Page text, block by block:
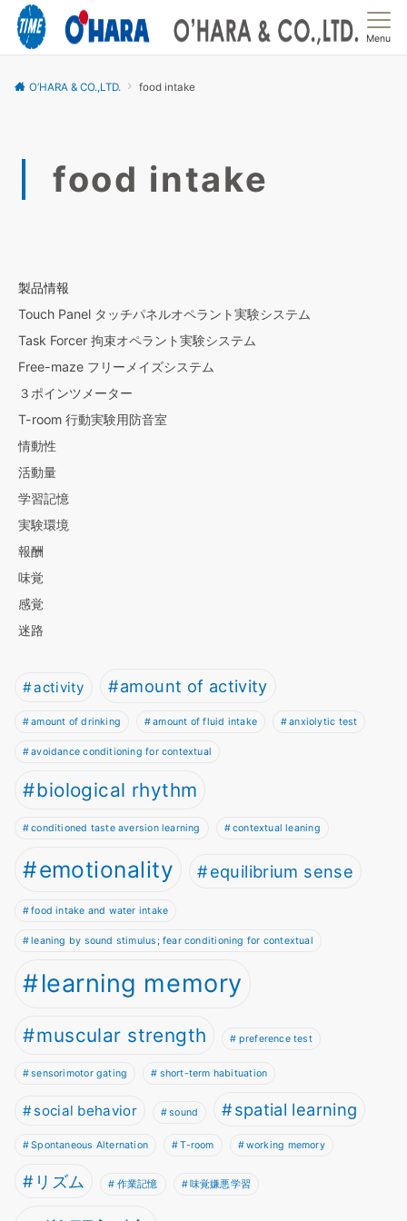
Menu
O’HARA & CO.,LTD. food intake
food intake
製品情報
Touch Panel タッチパネルオペラント実験システム
Task Forcer 拘束オペラント実験システム
Free-maze フリーメイズシステム
３ポインツメーター
T-room 行動実験用防音室
情動性
活動量
学習記憶
実験環境
報酬
味覚
感覚
迷路
activity amount of activity
amount of drinking amount of fluid intake anxiolytic test
avoidance conditioning for contextual
biological rhythm
conditioned taste aversion learning contextual leaning
emotionality equilibrium sense
food intake and water intake
leaning by sound stimulus; fear conditioning for contextual
learning memory
muscular strength preference test
sensorimotor gating short-term habituation
social behavior sound spatial learning
Spontaneous Alternation T-room working memory
リズム 作業記憶 味覚嫌悪学習